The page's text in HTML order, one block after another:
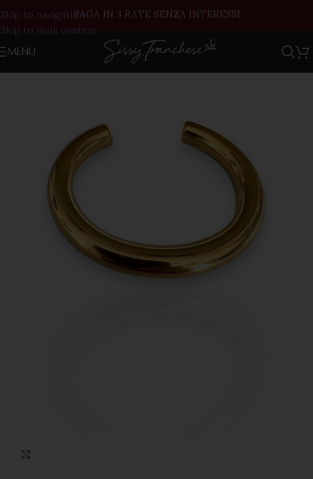
Skip to navigation
Skip to main content
PAGA IN 3 RATE SENZA INTERESSI
MENU